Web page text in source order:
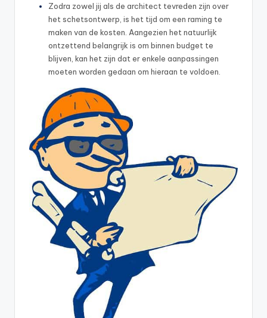
Zodra zowel jij als de architect tevreden zijn over
het schetsontwerp, is het tijd om een raming te
maken van de kosten. Aangezien het natuurlijk
ontzettend belangrijk is om binnen budget te
blijven, kan het zijn dat er enkele aanpassingen
moeten worden gedaan om hieraan te voldoen.